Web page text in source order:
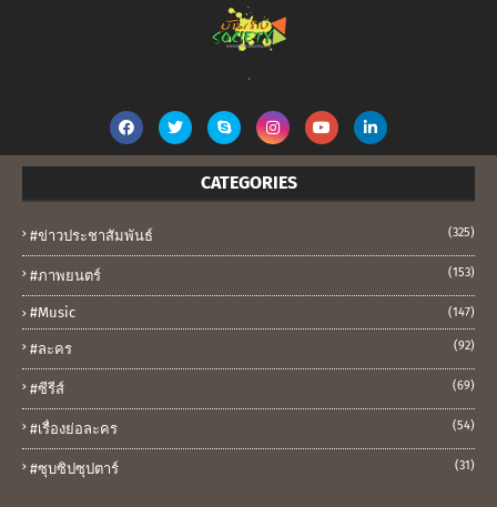
.
CATEGORIES
#ข่าวประชาสัมพันธ์ (325)
#ภาพยนตร์ (153)
#music (147)
#ละคร (92)
#ซีรีส์ (69)
#เรื่องย่อละคร (54)
#ซุบซิปซุปตาร์ (31)